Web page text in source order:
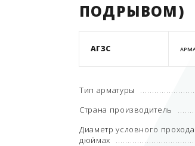
ПОДРЫВОМ)
АГЗС
Тип арматуры
Страна производитель
Диаметр условного прохода
дюймах